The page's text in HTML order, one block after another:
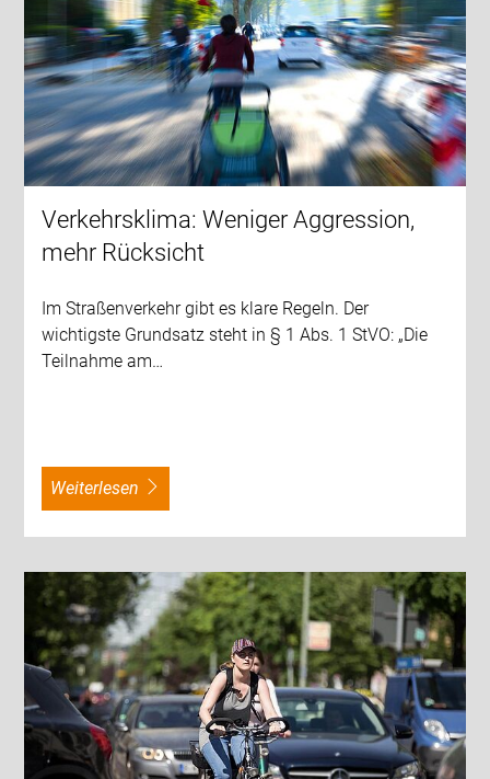
Verkehrsklima: Weniger Aggression,
mehr Rücksicht
Im Straßenverkehr gibt es klare Regeln. Der
wichtigste Grundsatz steht in § 1 Abs. 1 StVO: „Die
Teilnahme am…
weiterlesen